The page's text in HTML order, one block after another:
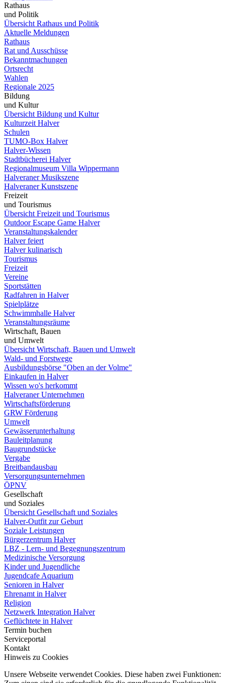
Rathaus
und Politik
Übersicht Rathaus und Politik
Aktuelle Meldungen
Rathaus
Rat und Ausschüsse
Bekanntmachungen
Ortsrecht
Wahlen
Regionale 2025
Bildung
und Kultur
Übersicht Bildung und Kultur
Kulturzeit Halver
Schulen
TUMO-Box Halver
Halver-Wissen
Stadtbücherei Halver
Regionalmuseum Villa Wippermann
Halveraner Musikszene
Halveraner Kunstszene
Freizeit
und Tourismus
Übersicht Freizeit und Tourismus
Outdoor Escape Game Halver
Veranstaltungskalender
Halver feiert
Halver kulinarisch
Tourismus
Freizeit
Vereine
Sportstätten
Radfahren in Halver
Spielplätze
Schwimmhalle Halver
Veranstaltungsräume
Wirtschaft, Bauen
und Umwelt
Übersicht Wirtschaft, Bauen und Umwelt
Wald- und Forstwege
Ausbildungsbörse "Oben an der Volme"
Einkaufen in Halver
Wissen wo's herkommt
Halveraner Unternehmen
Wirtschaftsförderung
GRW Förderung
Umwelt
Gewässerunterhaltung
Bauleitplanung
Baugrundstücke
Vergabe
Breitbandausbau
Versorgungsunternehmen
ÖPNV
Gesellschaft
und Soziales
Übersicht Gesellschaft und Soziales
Halver-Outfit zur Geburt
Soziale Leistungen
Bürgerzentrum Halver
LBZ - Lern- und Begegnungszentrum
Medizinische Versorgung
Kinder und Jugendliche
Jugendcafe Aquarium
Senioren in Halver
Ehrenamt in Halver
Religion
Netzwerk Integration Halver
Geflüchtete in Halver
Termin buchen
Serviceportal
Kontakt
Hinweis zu Cookies
Unsere Webseite verwendet Cookies. Diese haben zwei Funktionen: